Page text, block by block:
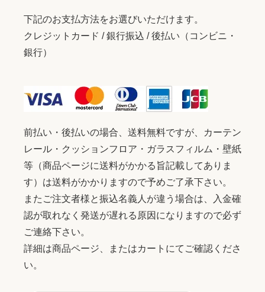
下記のお支払方法をお選びいただけます。
クレジットカード / 銀行振込 / 後払い（コンビニ・
銀行）
前払い・後払いの場合、送料無料ですが、カーテン
レール・クッションフロア・ガラスフィルム・壁紙
等（商品ページに送料がかかる旨記載してありま
す）は送料がかかりますので予めご了承下さい。
またご注文者様と振込名義人が違う場合は、入金確
認が取れなく発送が遅れる原因になりますので必ず
ご連絡下さい。
詳細は商品ページ、またはカートにてご確認くださ
い。